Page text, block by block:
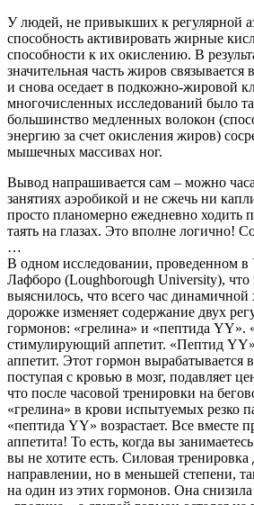
У людей, не привыкших к регулярной
способность активировать жирные
способности к их окислению. В
значительная часть жиров связывается
и снова оседает в подкожно-жировой
многочисленных исследований было
большинство медленных волокон
энергию за счет окисления жиров)
мышечных массивах ног.
Вывод напрашивается сам – можно
занятиях аэробикой и не сжечь ни
просто планомерно ежедневно ходить
таять на глазах. Это вполне логично!
…
В одном исследовании, проведенном в
Лафборо (Loughborough University), что
выяснилось, что всего час динамичной
дорожке изменяет содержание двух
гормонов: «грелина» и «пептида YY».
стимулирующий аппетит. «Пептид
аппетит. Этот гормон вырабатывается
поступая с кровью в мозг, подавляет
что после часовой тренировки на
«грелина» в крови испытуемых резко
«пептида YY» возрастает. Все вместе
аппетита! То есть, когда вы
вы не хотите есть. Силовая
направлении, но в меньшей степени,
на один из этих гормонов. Она